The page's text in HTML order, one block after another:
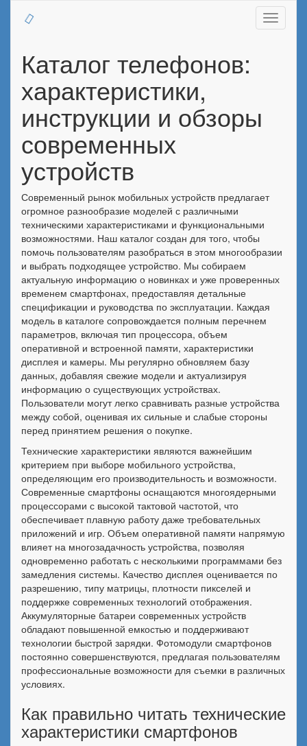
Toggle
Каталог телефонов:
характеристики,
инструкции и обзоры
современных
устройств
Современный рынок мобильных устройств предлагает
огромное разнообразие моделей с различными
техническими характеристиками и функциональными
возможностями. Наш каталог создан для того, чтобы
помочь пользователям разобраться в этом многообразии
и выбрать подходящее устройство. Мы собираем
актуальную информацию о новинках и уже проверенных
временем смартфонах, предоставляя детальные
спецификации и руководства по эксплуатации. Каждая
модель в каталоге сопровождается полным перечнем
параметров, включая тип процессора, объем
оперативной и встроенной памяти, характеристики
дисплея и камеры. Мы регулярно обновляем базу
данных, добавляя свежие модели и актуализируя
информацию о существующих устройствах.
Пользователи могут легко сравнивать разные устройства
между собой, оценивая их сильные и слабые стороны
перед принятием решения о покупке.
Технические характеристики являются важнейшим
критерием при выборе мобильного устройства,
определяющим его производительность и возможности.
Современные смартфоны оснащаются многоядерными
процессорами с высокой тактовой частотой, что
обеспечивает плавную работу даже требовательных
приложений и игр. Объем оперативной памяти напрямую
влияет на многозадачность устройства, позволяя
одновременно работать с несколькими программами без
замедления системы. Качество дисплея оценивается по
разрешению, типу матрицы, плотности пикселей и
поддержке современных технологий отображения.
Аккумуляторные батареи современных устройств
обладают повышенной емкостью и поддерживают
технологии быстрой зарядки. Фотомодули смартфонов
постоянно совершенствуются, предлагая пользователям
профессиональные возможности для съемки в различных
условиях.
Как правильно читать технические
характеристики смартфонов